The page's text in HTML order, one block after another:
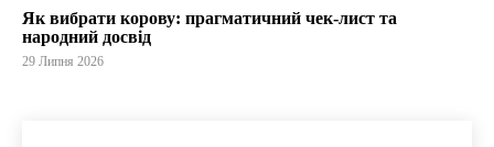
Як вибрати корову: прагматичний чек-лист та
народний досвід
29 Липня 2026